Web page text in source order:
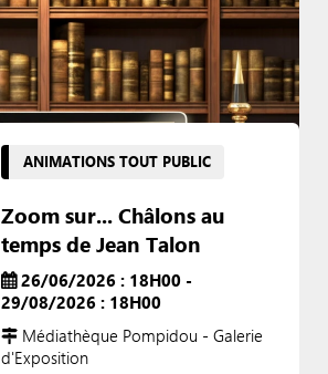
ANIMATIONS TOUT PUBLIC
Zoom sur... Châlons au
temps de Jean Talon
26/06/2026 : 18H00 -
29/08/2026 : 18H00
Médiathèque Pompidou - Galerie
d'Exposition